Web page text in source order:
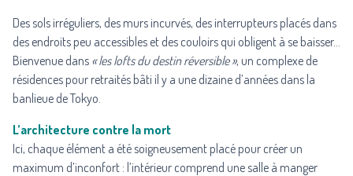
Des sols irréguliers, des murs incurvés, des interrupteurs placés dans
des endroits peu accessibles et des couloirs qui obligent à se baisser…
Bienvenue dans « les lofts du destin réversible », un complexe de
résidences pour retraités bâti il y a une dizaine d’années dans la
banlieue de Tokyo.
L’architecture contre la mort
Ici, chaque élément a été soigneusement placé pour créer un
maximum d’inconfort : l’intérieur comprend une salle à manger